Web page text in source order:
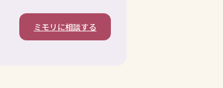
ミモリに相談する